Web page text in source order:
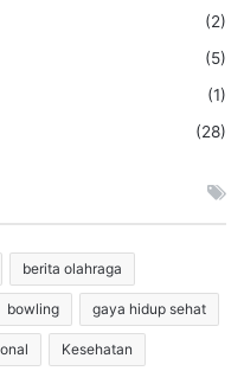
(2)
(5)
(1)
(28)
berita olahraga
bowling gaya hidup sehat
Kesehatan